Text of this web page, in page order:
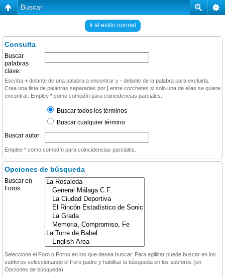
Buscar
Ir al estilo normal
Consulta
Buscar
palabras
clave:
Escriba + delante de una palabra a encontrar y - delante de la palabra para excluirla.
Crea una lista de palabras separadas por | entre corchetes si solo una de ellas se quiere
encontrar. Emplee * como comodín para coincidencias parciales.
Buscar todos los términos
Buscar cualquier término
Buscar autor:
Emplee * como comodín para coincidencias parciales.
Opciones de búsqueda
Buscar en
Foros:
Seleccione el Foro o Foros en los que desea buscar. Para agilizar puede buscar en los
subforos seleccionando el Foro padre y habilitar la búsqueda en los subforos (en
Opciones de búsqueda).